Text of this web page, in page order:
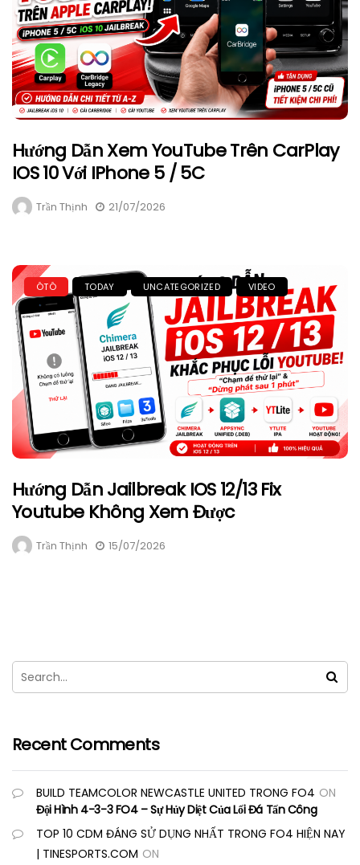
Hướng Dẫn Xem YouTube Trên CarPlay
IOS 10 Với IPhone 5 / 5C
Trần Thịnh 21/07/2026
ÔTÔ TODAY UNCATEGORIZED VIDEO
Hướng Dẫn Jailbreak IOS 12/13 Fix
Youtube Không Xem Được
Trần Thịnh 15/07/2026
Recent Comments
BUILD TEAMCOLOR NEWCASTLE UNITED TRONG FO4 ON
Đội Hình 4-3-3 FO4 – Sự Hủy Diệt Của Lối Đá Tấn Công
TOP 10 CDM ĐÁNG SỬ DỤNG NHẤT TRONG FO4 HIỆN NAY
| TINESPORTS.COM ON